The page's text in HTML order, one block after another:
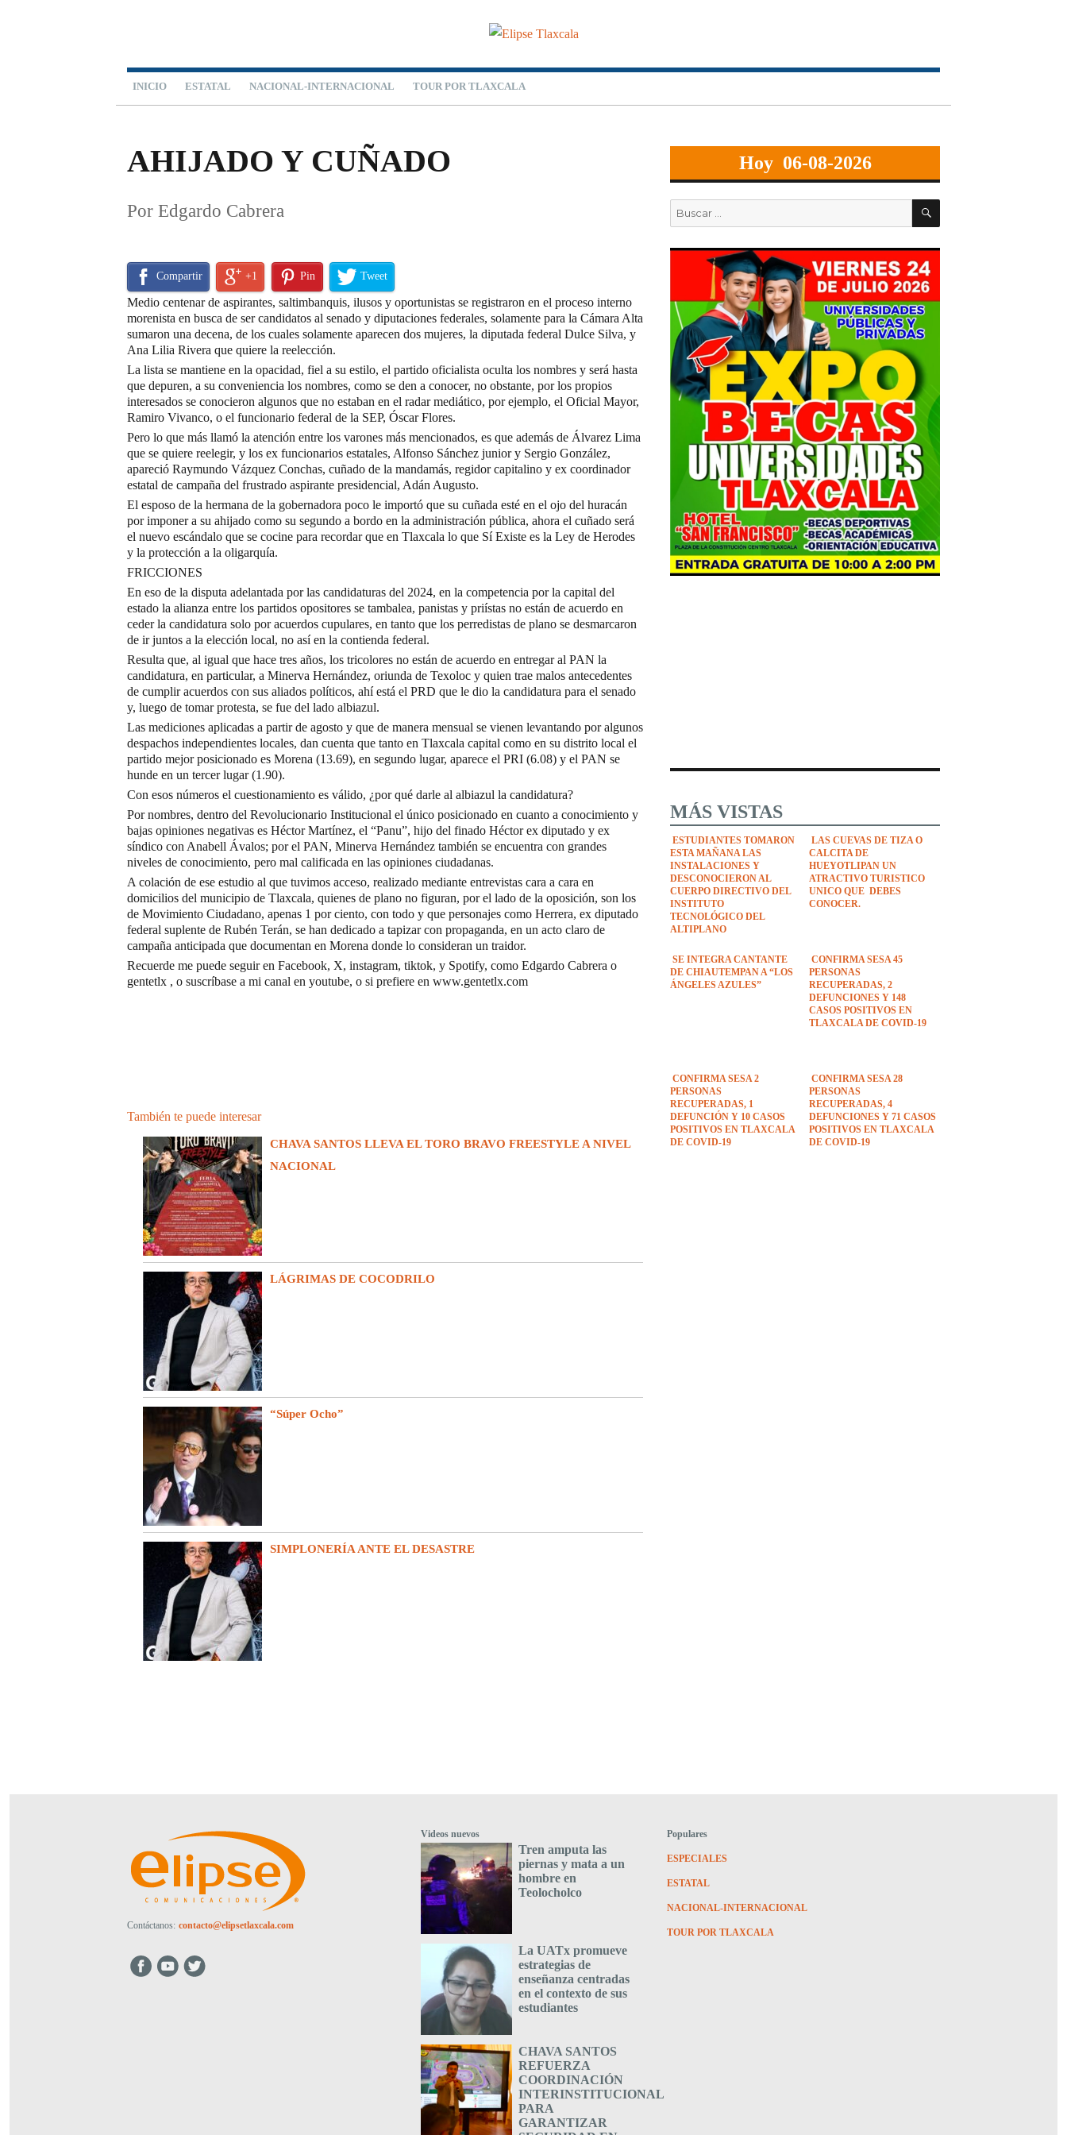
INICIO ESTATAL NACIONAL-INTERNACIONAL TOUR POR TLAXCALA
AHIJADO Y CUÑADO
Por Edgardo Cabrera
Compartir +1 Pin Tweet
Medio centenar de aspirantes, saltimbanquis, ilusos y oportunistas se registraron en el proceso interno
morenista en busca de ser candidatos al senado y diputaciones federales, solamente para la Cámara Alta
sumaron una decena, de los cuales solamente aparecen dos mujeres, la diputada federal Dulce Silva, y
Ana Lilia Rivera que quiere la reelección.
La lista se mantiene en la opacidad, fiel a su estilo, el partido oficialista oculta los nombres y será hasta
que depuren, a su conveniencia los nombres, como se den a conocer, no obstante, por los propios
interesados se conocieron algunos que no estaban en el radar mediático, por ejemplo, el Oficial Mayor,
Ramiro Vivanco, o el funcionario federal de la SEP, Óscar Flores.
Pero lo que más llamó la atención entre los varones más mencionados, es que además de Álvarez Lima
que se quiere reelegir, y los ex funcionarios estatales, Alfonso Sánchez junior y Sergio González,
apareció Raymundo Vázquez Conchas, cuñado de la mandamás, regidor capitalino y ex coordinador
estatal de campaña del frustrado aspirante presidencial, Adán Augusto.
El esposo de la hermana de la gobernadora poco le importó que su cuñada esté en el ojo del huracán
por imponer a su ahijado como su segundo a bordo en la administración pública, ahora el cuñado será
el nuevo escándalo que se cocine para recordar que en Tlaxcala lo que Sí Existe es la Ley de Herodes
y la protección a la oligarquía.
FRICCIONES
En eso de la disputa adelantada por las candidaturas del 2024, en la competencia por la capital del
estado la alianza entre los partidos opositores se tambalea, panistas y priístas no están de acuerdo en
ceder la candidatura solo por acuerdos cupulares, en tanto que los perredistas de plano se desmarcaron
de ir juntos a la elección local, no así en la contienda federal.
Resulta que, al igual que hace tres años, los tricolores no están de acuerdo en entregar al PAN la
candidatura, en particular, a Minerva Hernández, oriunda de Texoloc y quien trae malos antecedentes
de cumplir acuerdos con sus aliados políticos, ahí está el PRD que le dio la candidatura para el senado
y, luego de tomar protesta, se fue del lado albiazul.
Las mediciones aplicadas a partir de agosto y que de manera mensual se vienen levantando por algunos
despachos independientes locales, dan cuenta que tanto en Tlaxcala capital como en su distrito local el
partido mejor posicionado es Morena (13.69), en segundo lugar, aparece el PRI (6.08) y el PAN se
hunde en un tercer lugar (1.90).
Con esos números el cuestionamiento es válido, ¿por qué darle al albiazul la candidatura?
Por nombres, dentro del Revolucionario Institucional el único posicionado en cuanto a conocimiento y
bajas opiniones negativas es Héctor Martínez, el “Panu”, hijo del finado Héctor ex diputado y ex
síndico con Anabell Ávalos; por el PAN, Minerva Hernández también se encuentra con grandes
niveles de conocimiento, pero mal calificada en las opiniones ciudadanas.
A colación de ese estudio al que tuvimos acceso, realizado mediante entrevistas cara a cara en
domicilios del municipio de Tlaxcala, quienes de plano no figuran, por el lado de la oposición, son los
de Movimiento Ciudadano, apenas 1 por ciento, con todo y que personajes como Herrera, ex diputado
federal suplente de Rubén Terán, se han dedicado a tapizar con propaganda, en un acto claro de
campaña anticipada que documentan en Morena donde lo consideran un traidor.
Recuerde me puede seguir en Facebook, X, instagram, tiktok, y Spotify, como Edgardo Cabrera o
gentetlx , o suscríbase a mi canal en youtube, o si prefiere en www.gentetlx.com
También te puede interesar
CHAVA SANTOS LLEVA EL TORO BRAVO FREESTYLE A NIVEL
NACIONAL
LÁGRIMAS DE COCODRILO
“Súper Ocho”
SIMPLONERÍA ANTE EL DESASTRE
Hoy 06-08-2026
BUSCAR
MÁS VISTAS
ESTUDIANTES TOMARON
ESTA MAÑANA LAS
INSTALACIONES Y
DESCONOCIERON AL
CUERPO DIRECTIVO DEL
INSTITUTO
TECNOLÓGICO DEL
ALTIPLANO
LAS CUEVAS DE TIZA O
CALCITA DE
HUEYOTLIPAN UN
ATRACTIVO TURISTICO
UNICO QUE DEBES
CONOCER.
SE INTEGRA CANTANTE
DE CHIAUTEMPAN A “LOS
ÁNGELES AZULES”
CONFIRMA SESA 45
PERSONAS
RECUPERADAS, 2
DEFUNCIONES Y 148
CASOS POSITIVOS EN
TLAXCALA DE COVID-19
CONFIRMA SESA 2
PERSONAS
RECUPERADAS, 1
DEFUNCIÓN Y 10 CASOS
POSITIVOS EN TLAXCALA
DE COVID-19
CONFIRMA SESA 28
PERSONAS
RECUPERADAS, 4
DEFUNCIONES Y 71 CASOS
POSITIVOS EN TLAXCALA
DE COVID-19
Contáctanos: contacto@elipsetlaxcala.com
Videos nuevos
Tren amputa las
piernas y mata a un
hombre en
Teolocholco
La UATx promueve
estrategias de
enseñanza centradas
en el contexto de sus
estudiantes
CHAVA SANTOS
REFUERZA
COORDINACIÓN
INTERINSTITUCIONAL
PARA
GARANTIZAR
Populares
ESPECIALES
ESTATAL
NACIONAL-INTERNACIONAL
TOUR POR TLAXCALA